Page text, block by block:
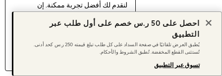
لنقدم لك أفضل تجربة ممكنة. إن
موافقتك على استخدامنا لملفات تعريف
اكتشف المزيد عن إدارة إعدادات ملفات
تعريف الارتباط (الكوكيز).
Women's Holiday Shop
Women's Travel Styles
Dresses
Occasionwear
Linen Collection
Tops & T-Shirts
احصل على 50 ر.س خصم على أول طلب عبر
التطبيق
يُطبق العرض تلقائيًا في صفحة السداد على كل طلب تبلغ قيمته 250 ر.س كحد أدنى.
تُستثنى القطع المخفضة. تُطبق الشروط والأحكام.
تسوق عبر التطبيق